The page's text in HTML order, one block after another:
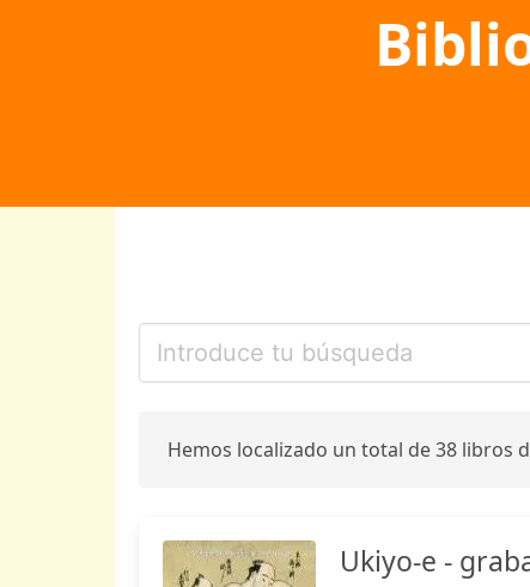
Hemos localizado un total de 38 libros
Ukiyo-e -